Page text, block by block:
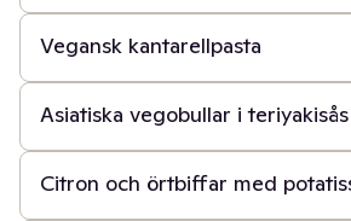
Vegansk kantarellpasta
40 min
Asiatiska vegobullar i teriyakisås
1 t
Citron och örtbiffar med
30 min